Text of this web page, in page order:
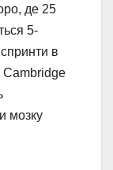
де 25
5-
в
Cambridge
мозку